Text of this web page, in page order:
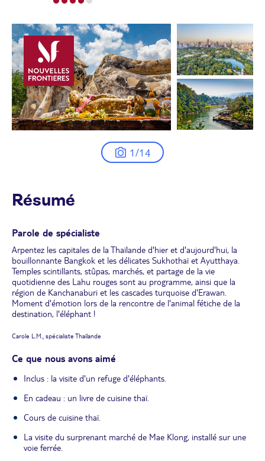
1/14
Résumé
Parole de spécialiste
Arpentez les capitales de la Thaïlande d'hier et d'aujourd'hui, la
bouillonnante Bangkok et les délicates Sukhothaï et Ayutthaya.
Temples scintillants, stûpas, marchés, et partage de la vie
quotidienne des Lahu rouges sont au programme, ainsi que la
région de Kanchanaburi et les cascades turquoise d'Erawan.
Moment d'émotion lors de la rencontre de l'animal fétiche de la
destination, l'éléphant !
Carole L.M., spécialiste Thaïlande
Ce que nous avons aimé
Inclus : la visite d'un refuge d'éléphants.
En cadeau : un livre de cuisine thaï.
Cours de cuisine thaï.
La visite du surprenant marché de Mae Klong, installé sur une
voie ferrée.